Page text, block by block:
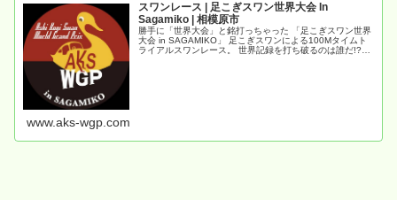
スワンレース | 足こぎスワン世界大会 In
Sagamiko | 相模原市
勝手に「世界大会」と銘打っちゃった 「足こぎスワン世界
大会 in SAGAMIKO」 足こぎスワンによる100Mタイムト
ライアルスワンレース。 世界記録を打ち破るのは誰だ!?挑
www.aks-wgp.com